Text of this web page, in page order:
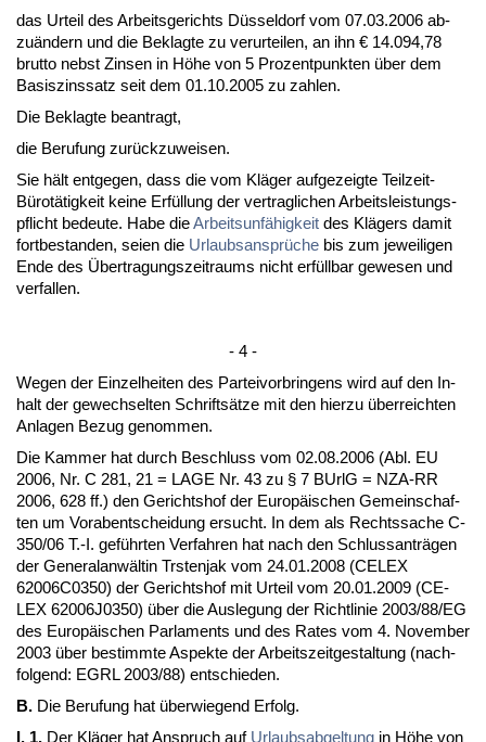
das Ur­teil des Ar­beits­ge­richts Düssel­dorf vom 07.03.2006 ab­
zuändern und die Be­klag­te zu ver­ur­tei­len, an ihn € 14.094,78
brut­to nebst Zin­sen in Höhe von 5 Pro­zent­punk­ten über dem
Ba­sis­zins­satz seit dem 01.10.2005 zu zah­len.
Die Be­klag­te be­an­tragt,
die Be­ru­fung zurück­zu­wei­sen.
Sie hält ent­ge­gen, dass die vom Kläger auf­ge­zeig­te Teil­zeit-
Bürotätig­keit kei­ne Erfüllung der ver­trag­li­chen Ar­beits­leis­tungs­
pflicht be­deu­te. Ha­be dieAr­beits­unfähig­keit des Klägers da­mit
fort­be­stan­den, sei­en die Ur­laubs­ansprüche bis zum je­wei­li­gen
En­de des Über­tra­gungs­zeit­raums nicht erfüll­bar ge­we­sen und
ver­fal­len.
- 4 -
We­gen der Ein­zel­hei­ten des Par­tei­vor­brin­gens wird auf den In­
halt der ge­wech­sel­ten Schriftsätze mit den hier­zu über­reich­ten
An­la­gen Be­zug ge­nom­men.
Die Kam­mer hat durch Be­schluss vom 02.08.2006 (Abl. EU
2006, Nr. C 281, 21 = LA­GE Nr. 43 zu § 7 BUrlG = NZA-RR
2006, 628 ff.) den Ge­richts­hof der Eu­ropäischen Ge­mein­schaf­
ten um Vor­ab­ent­schei­dung er­sucht. In dem als Rechts­sa­che C-
350/06 T.-I. geführ­ten Ver­fah­ren hat nach den Schluss­anträgen
der Ge­ne­ral­anwältin Trs­ten­jak vom 24.01.2008 (CE­LEX
62006C0350) der Ge­richts­hof mit Ur­teil vom 20.01.2009 (CE­
LEX 62006J0350) über die Aus­le­gung der Richt­li­nie 2003/88/EG
des Eu­ropäischen Par­la­ments und des Ra­tes vom 4. No­vem­ber
2003 über be­stimm­te As­pek­te der Ar­beits­zeit­ge­stal­tung (nach­
fol­gend: EGRL 2003/88) ent­schie­den.
B. Die Be­ru­fung hat über­wie­gend Er­folg.
I. 1. Der Kläger hat An­spruch auf Ur­laubs­ab­gel­tung in Höhe von